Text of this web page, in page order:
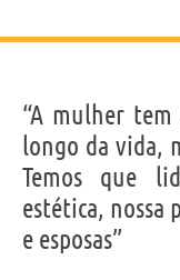
“A mulher tem
longo da vida,
Temos que
estética, nossa
e esposas”